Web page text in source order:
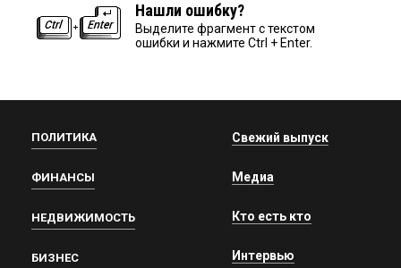
Нашли ошибку?
Выделите фрагмент с текстом
ошибки и нажмите Ctrl + Enter.
ПОЛИТИКА
ФИНАНСЫ
НЕДВИЖИМОСТЬ
БИЗНЕС
Свежий выпуск
Медиа
Кто есть кто
Интервью